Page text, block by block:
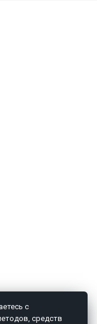
с
средств